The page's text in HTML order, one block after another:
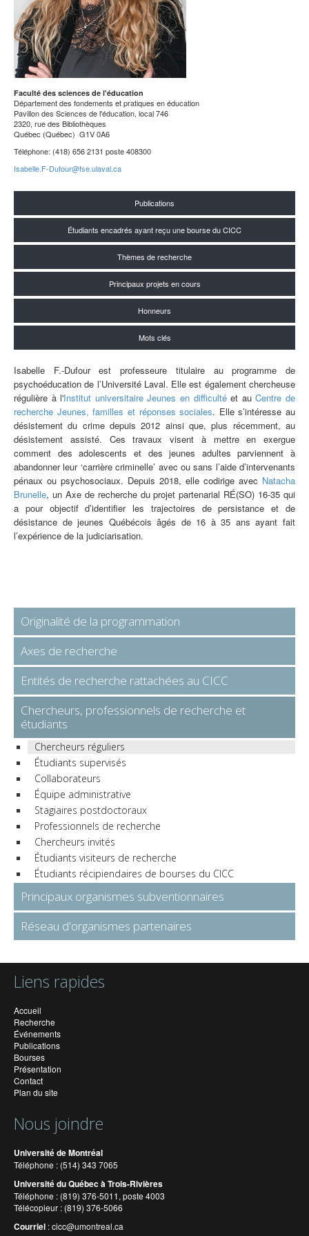
Faculté des sciences de l'éducation
Département des fondements et pratiques en éducation
Pavillon des Sciences de l'éducation, local 746
2320, rue des Bibliothèques
Québec (Québec) G1V 0A6
Téléphone: (418) 656 2131 poste 408300
Isabelle.F-Dufour@fse.ulaval.ca
Publications
Étudiants encadrés ayant reçu une bourse du CICC
Thèmes de recherche
Principaux projets en cours
Honneurs
Mots clés
Isabelle F.-Dufour est professeure titulaire au programme de
psychoéducation de l’Université Laval. Elle est également chercheuse
régulière à l'Institut universitaire Jeunes en difficultéet auCentre de
recherche Jeunes, familles et réponses sociales. Elle s’intéresse au
désistement du crime depuis 2012 ainsi que, plus récemment, au
désistement assisté. Ces travaux visent à mettre en exergue
comment des adolescents et des jeunes adultes parviennent à
abandonner leur ‘carrière criminelle’ avec ou sans l’aide d’intervenants
pénaux ou psychosociaux. Depuis 2018, elle codirige avec Natacha
Brunelle, un Axe de recherche du projet partenarial RÉ(SO) 16-35 qui
a pour objectif d’identifier les trajectoires de persistance et de
désistance de jeunes Québécois âgés de 16 à 35 ans ayant fait
l’expérience de la judiciarisation.
Originalité de la programmation
Axes de recherche
Entités de recherche rattachées au CICC
Chercheurs, professionnels de recherche et
étudiants
Chercheurs réguliers
Étudiants supervisés
Collaborateurs
Équipe administrative
Stagiaires postdoctoraux
Professionnels de recherche
Chercheurs invités
Étudiants visiteurs de recherche
Étudiants récipiendaires de bourses du CICC
Principaux organismes subventionnaires
Réseau d'organismes partenaires
Liens rapides
Accueil
Recherche
Événements
Publications
Bourses
Présentation
Contact
Plan du site
Nous joindre
Université de Montréal
Téléphone : (514) 343 7065
Université du Québec à Trois-Rivières
Téléphone : (819) 376-5011, poste 4003
Télécopieur : (819) 376-5066
Courriel :cicc@umontreal.ca